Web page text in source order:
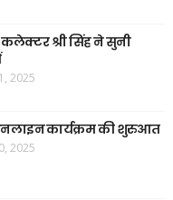
श्री सिंह ने सुनी
2025
कार्यक्रम की शुरुआत
2025